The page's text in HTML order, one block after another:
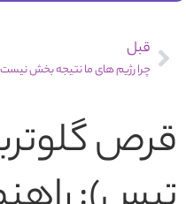
قبل
چرا رژیم های ما نتیجه بخش
قرص